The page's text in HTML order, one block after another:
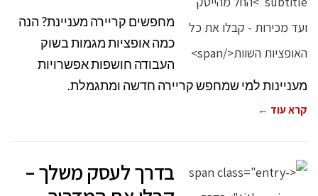
מחפשים קריירה מעניינת? הנה
כמה אופציות מגמות בשוק
העבודה חושפות אפשרויות
מעניינות למי שמחפש קריירה חדשה ומתגמלת.
קרא עוד ←
בדרך לעסק משלך –